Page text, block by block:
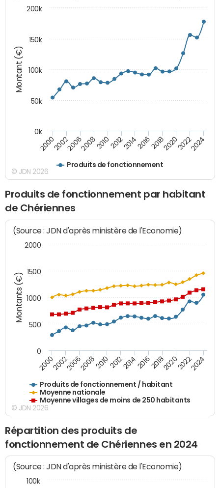
Montant (€)
Produits de fonctionnement
200020022006200820102012201420162018202020222024
50k
100k
150k
200k
0k
© JDN 2026
Produits de fonctionnement par habitant
de Chériennes
Montants (€)
(Source : JDN d'après ministère de l'Economie)
Produits de fonctionnement / habitant
Moyenne nationale
Moyenne villages de moins de 250 habitants
200020022006200820102012201420162018202020222024
0
500
1000
1500
2000
© JDN 2026
Répartition des produits de
fonctionnement de Chériennes en 2024
(Source : JDN d'après ministère de l'Economie)
100k